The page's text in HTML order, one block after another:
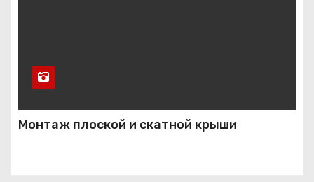
Монтаж плоской и скатной крыши